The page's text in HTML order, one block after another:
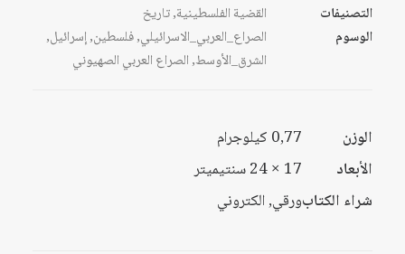
التصنيفات القضية الفلسطينية,تاريخ
الوسوم
الصراع_العربي_الاسرائيلي,فلسطين,إسرائيل,
الشرق_الأوسط,الصراع العربي الصهيوني
الوزن
0,77 كيلوجرام
الأبعاد
17 × 24 سنتيميتر
شراء الكتابورقي, الكتروني